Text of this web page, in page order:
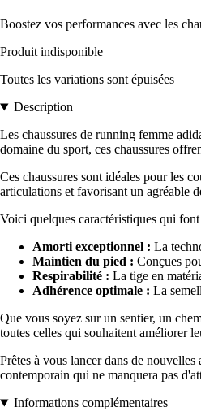
Boostez vos performances avec les
Produit indisponible
Toutes les variations sont épuisées
Description
Les chaussures de running femme
domaine du sport, ces chaussures
Ces chaussures sont idéales pour les
articulations et favorisant un agréable
Voici quelques caractéristiques qui
Amorti exceptionnel : La
Maintien du pied : Conçues
Respirabilité : La tige en
Adhérence optimale : La
Que vous soyez sur un sentier, un
toutes celles qui souhaitent améliorer
Prêtes à vous lancer dans de
contemporain qui ne manquera pas
Informations complémentaires